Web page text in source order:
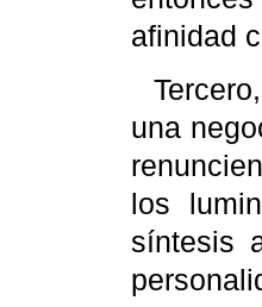
afinidad
una
los
síntesis